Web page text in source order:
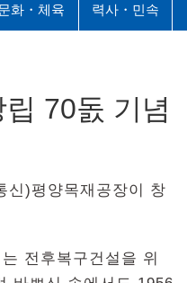
화・체육 력사・민속
70돐 기념
신)평양목재공장이 창
전후복구건설을 위